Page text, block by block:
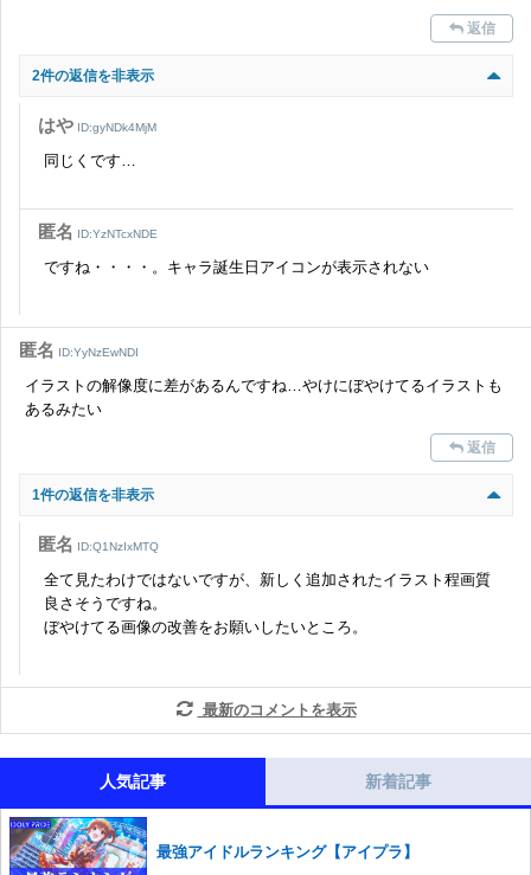
返信
2件の返信を非表示
はや ID:gyNDk4MjM
同じくです…
匿名 ID:YzNTcxNDE
ですね・・・・。キャラ誕生日アイコンが表示されない
匿名 ID:YyNzEwNDI
イラストの解像度に差があるんですね…やけにぼやけてるイラストも
あるみたい
返信
1件の返信を非表示
匿名 ID:Q1NzIxMTQ
全て見たわけではないですが、新しく追加されたイラスト程画質
良さそうですね。
ぼやけてる画像の改善をお願いしたいところ。
最新のコメントを表示
人気記事 新着記事
最強アイドルランキング【アイプラ】